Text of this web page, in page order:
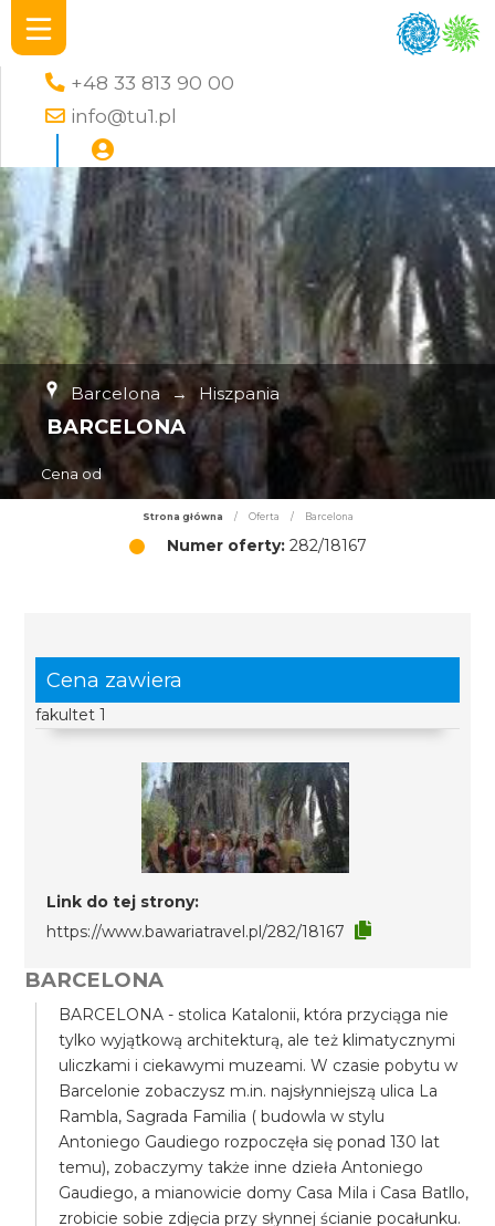
+48 33 813 90 00
info@tu1.pl
Barcelona → Hiszpania
BARCELONA
Cena od
Strona główna / Oferta / Barcelona
Numer oferty:282/18167
Cena zawiera
fakultet 1
Link do tej strony:
https://www.bawariatravel.pl/282/18167
BARCELONA
BARCELONA - stolica Katalonii, która przyciąga nie
tylko wyjątkową architekturą, ale też klimatycznymi
uliczkami i ciekawymi muzeami. W czasie pobytu w
Barcelonie zobaczysz m.in. najsłynniejszą ulica La
Rambla, Sagrada Familia ( budowla w stylu
Antoniego Gaudiego rozpoczęła się ponad 130 lat
temu), zobaczymy także inne dzieła Antoniego
Gaudiego, a mianowicie domy Casa Mila i Casa Batllo,
zrobicie sobie zdjęcia przy słynnej ścianie pocałunku.